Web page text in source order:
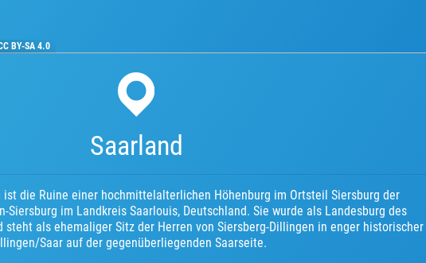
BY-SA 4.0
Saarland
ist die Ruine einer hochmittelalterlichen Höhenburg im Ortsteil Siersburg der
Siersburg im Landkreis Saarlouis, Deutschland. Sie wurde als Landesburg des
als ehemaliger Sitz der Herren von Siersberg-Dillingen in enger historischer
Saar auf der gegenüberliegenden Saarseite.